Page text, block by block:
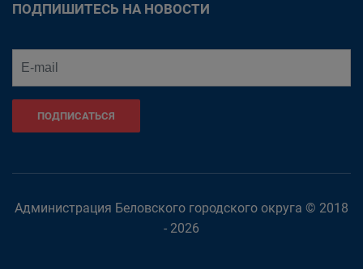
ПОДПИШИТЕСЬ НА НОВОСТИ
ПОДПИСАТЬСЯ
Администрация Беловского городского округа © 2018
- 2026